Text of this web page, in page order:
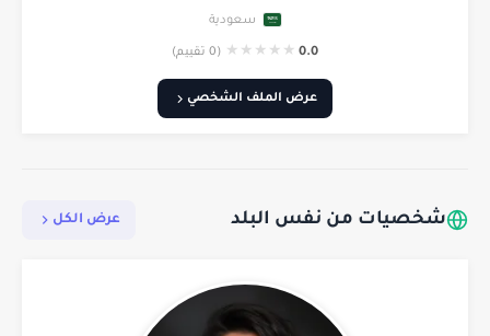
سعودية
0.0
★
★
★
★
★ (0 تقييم)
عرض الملف الشخصي
شخصيات من نفس البلد عرض الكل